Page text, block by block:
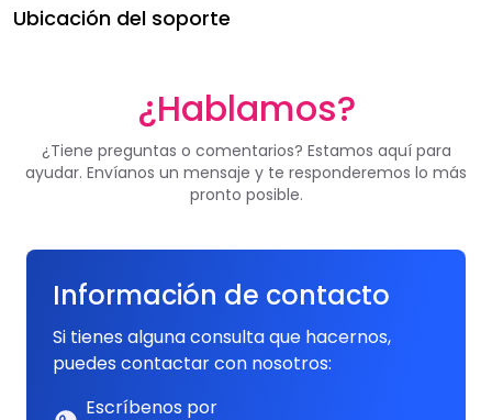
Ubicación del soporte
¿Hablamos?
¿Tiene preguntas o comentarios? Estamos aquí para
ayudar. Envíanos un mensaje y te responderemos lo más
pronto posible.
Información de contacto
Si tienes alguna consulta que hacernos,
puedes contactar con nosotros:
Escríbenos por